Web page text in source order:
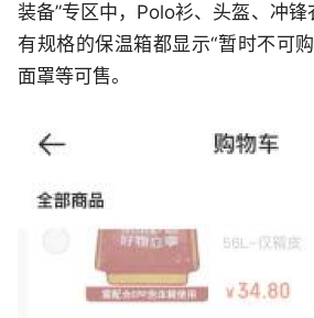
装备”专区中，Polo衫、头盔、冲
有规格的保温箱都显示“暂时不可
面罩等可售。